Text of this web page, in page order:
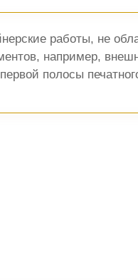
работы, не
например,
полосы